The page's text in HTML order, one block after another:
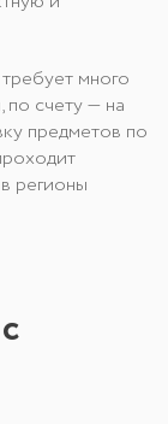
много
по счету — на
предметов по
регионы